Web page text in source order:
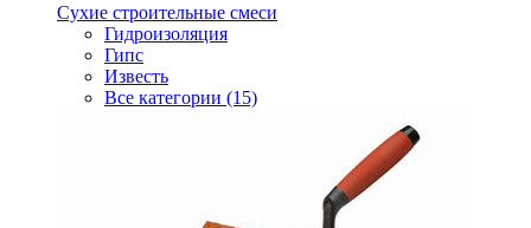
Сухие строительные смеси
Гидроизоляция
Гипс
Известь
Все категории (15)